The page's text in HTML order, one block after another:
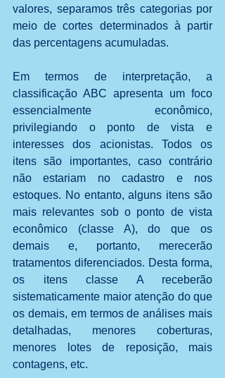
valores, separamos três categorias por
meio de cortes determinados à partir
das percentagens acumuladas.
Em termos de interpretação, a
classificação ABC apresenta um foco
essencialmente econômico,
privilegiando o ponto de vista e
interesses dos acionistas. Todos os
itens são importantes, caso contrário
não estariam no cadastro e nos
estoques. No entanto, alguns itens são
mais relevantes sob o ponto de vista
econômico (classe A), do que os
demais e, portanto, merecerão
tratamentos diferenciados. Desta forma,
os itens classe A receberão
sistematicamente maior atenção do que
os demais, em termos de análises mais
detalhadas, menores coberturas,
menores lotes de reposição, mais
contagens, etc.